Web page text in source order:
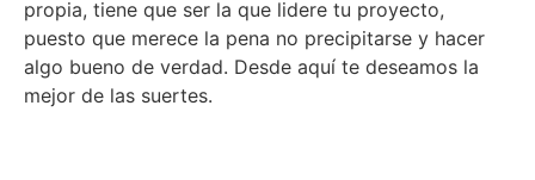
propia, tiene que ser la que lidere tu proyecto,
puesto que merece la pena no precipitarse y hacer
algo bueno de verdad. Desde aquí te deseamos la
mejor de las suertes.